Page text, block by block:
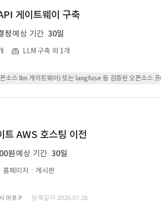
게이트웨이 구축
정 예상 기간 30일
LLM 구축 외 1개
소스 llm 게이트웨이) 또는 langfuse 등 검증된 오픈소스
트 AWS 호스팅 이전
원 예상 기간 30일
홈페이지ㆍ게시판
마포구 · 등록일자 2026.07.28.